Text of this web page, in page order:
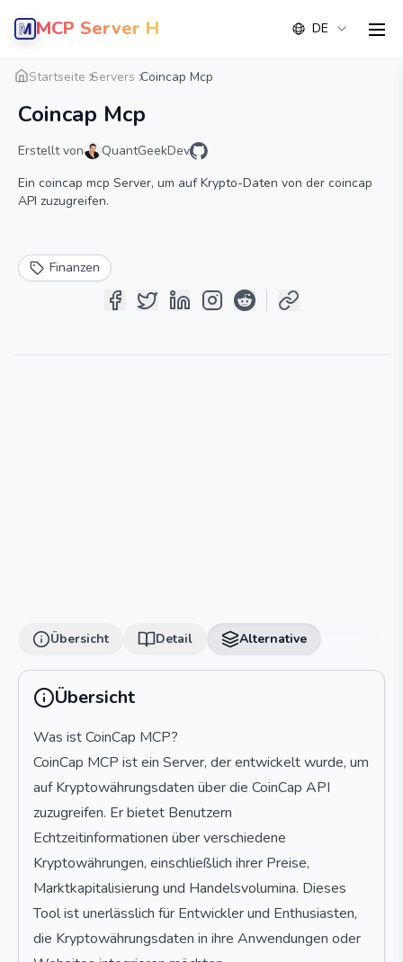
MCP Server Hub DE
Startseite Servers Coincap Mcp
Coincap Mcp
Erstellt von
QuantGeekDev
Ein coincap mcp Server, um auf Krypto-Daten von der coincap
API zuzugreifen.
Finanzen
Übersicht Detail
Übersicht Detail Alternative
Übersicht
Was ist CoinCap MCP?
CoinCap MCP ist ein Server, der entwickelt wurde, um
auf Kryptowährungsdaten über die CoinCap API
zuzugreifen. Er bietet Benutzern
Echtzeitinformationen über verschiedene
Kryptowährungen, einschließlich ihrer Preise,
Marktkapitalisierung und Handelsvolumina. Dieses
Tool ist unerlässlich für Entwickler und Enthusiasten,
die Kryptowährungsdaten in ihre Anwendungen oder